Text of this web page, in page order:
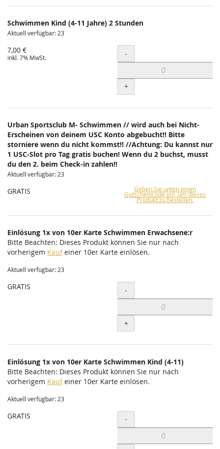
Schwimmen Kind (4-11 Jahre) 2 Stunden
Aktuell verfügbar: 23
7,00 €
inkl. 7% MwSt. Menge
-
+
Urban Sportsclub M- Schwimmen // wird auch bei Nicht-
Erscheinen von deinem USC Konto abgebucht!! Bitte
storniere wenn du nicht kommst!! //Achtung: Du kannst nur
1 USC-Slot pro Tag gratis buchen! Wenn du 2 buchst, musst
du den 2. beim Check-in zahlen!!
Aktuell verfügbar: 23
GRATIS Geben Sie unten einen
Gutscheincode ein, um dieses
Produkt zu bestellen.
Einlösung 1x von 10er Karte Schwimmen Erwachsene:r
Bitte Beachten: Dieses Produkt können Sie nur nach
vorherigem Kaufeiner 10er Karte einlösen.
Aktuell verfügbar: 23
GRATIS Menge
-
+
Einlösung 1x von 10er Karte Schwimmen Kind (4-11)
Bitte Beachten: Dieses Produkt können Sie nur nach
vorherigem Kaufeiner 10er Karte einlösen.
Aktuell verfügbar: 23
GRATIS Menge
-